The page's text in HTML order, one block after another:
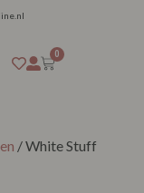
0
/ White Stuff